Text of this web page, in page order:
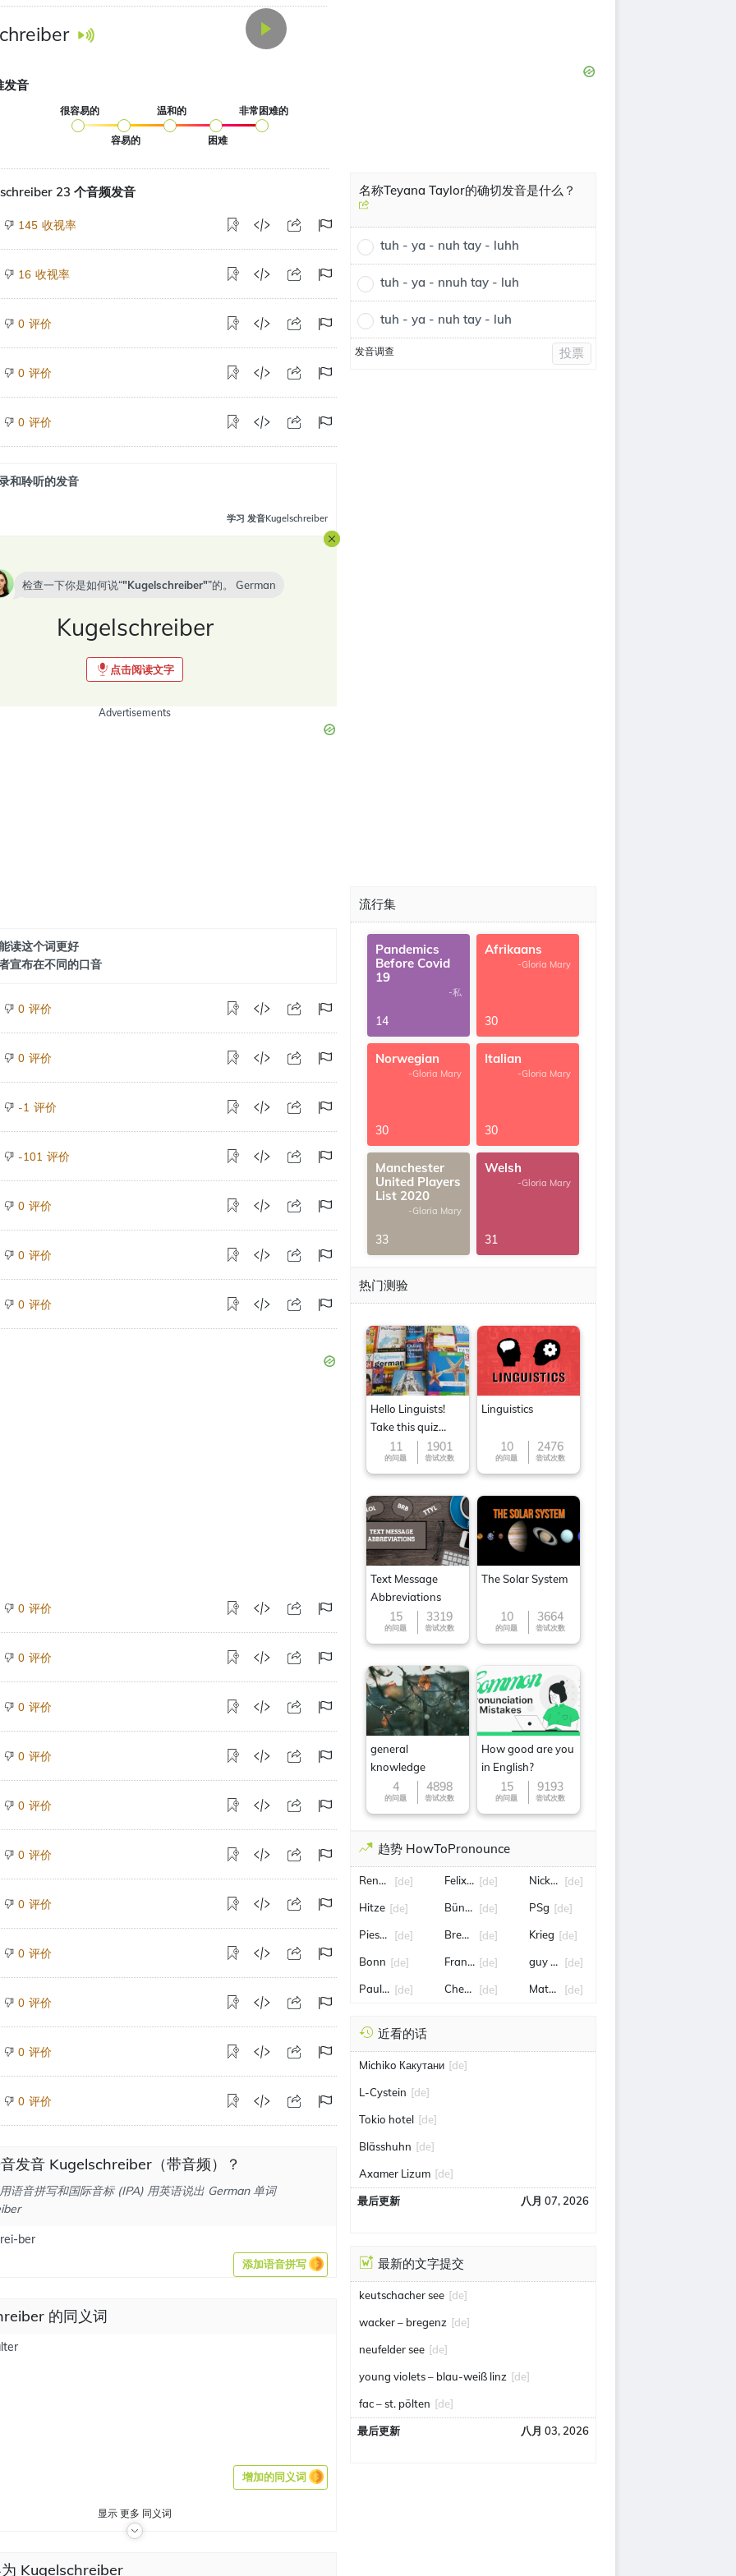
发音
很容易的
容易的
温和的
困难
非常困难的
23 个音频发音
145 收视率
16 收视率
0 评价
0 评价
0 评价
和聆听的发音
学习 发音Kugelschreiber
检查一下你是如何说“ Kugelschreiber ”的。 German
Kugelschreiber
点击阅读文字
Advertisements
读这个词更好
宣布在不同的口音
0 评价
0 评价
-1 评价
-101 评价
0 评价
0 评价
0 评价
0 评价
0 评价
0 评价
0 评价
0 评价
0 评价
0 评价
0 评价
0 评价
0 评价
0 评价
发音 Kugelschreiber（带音频）？
语音拼写和国际音标 (IPA) 用英语说出 German 单词
ber
添加语音拼写
的同义词
显示 更多 同义词
增加的同义词
Kugelschreiber
名称Teyana Taylor的确切发音是什么？
tuh - ya - nuh tay - luhh
tuh - ya - nnuh tay - luh
tuh - ya - nuh tay - luh
发音调查 投票
流行集
Pandemics
Before Covid
19
-私
14
Afrikaans
-Gloria Mary
30
Norwegian
-Gloria Mary
30
Italian
-Gloria Mary
30
Manchester
United Players
List 2020
-Gloria Mary
33
Welsh
-Gloria Mary
31
热门测验
Hello Linguists!
Take this quiz
now!11
的问题
1901
尝试次数
Linguistics
10
的问题
2476
尝试次数
Text Message
Abbreviations
15
的问题
3319
尝试次数
The Solar System
10
的问题
3664
尝试次数
general
knowledge
4
的问题
4898
尝试次数
How good are you
in English?
15
的问题
9193
尝试次数
趋势 HowToPronounce
René Benko
[de]
Hitze [de]
Piesendorf
[de]
Bonn [de]
Paul Wanner
[de]
Felix Gall[de]
Bünde [de]
Bremen[de]
France [de]
Chemnitz
[de]
Nick Woltemade
[de]
PSg [de]
Krieg [de]
guy Parmelin
[de]
Matthias Jaissle
[de]
近看的话
Michiko Какутани [de]
L-Cystein [de]
Tokio hotel [de]
Blässhuhn [de]
Axamer Lizum [de]
最后更新 八月 07, 2026
最新的文字提交
keutschacher see [de]
wacker – bregenz [de]
neufelder see [de]
young violets – blau-weiß linz [de]
fac – st. pölten [de]
最后更新 八月 03, 2026